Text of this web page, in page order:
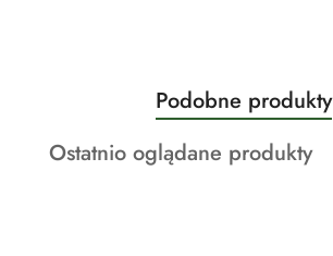
Pomiń karuzelę produktów
Produkty
o
statusie:
Podobne produkty
Produkty
Ostatnio oglądane produkty